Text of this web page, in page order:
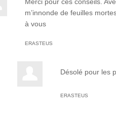
m’innonde de feuilles
à vous
ERASTEUS
Désolé pour les
ERASTEUS